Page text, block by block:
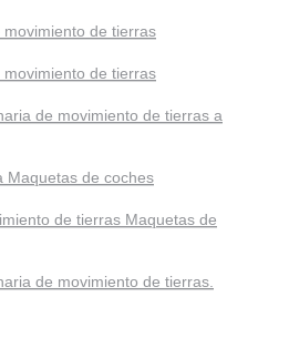
de tierras
de tierras
de movimiento de tierras a
Maquetas de coches
de tierras Maquetas de
de movimiento de tierras.